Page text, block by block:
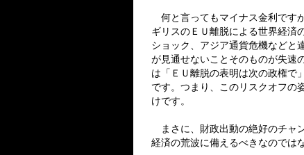
何と言ってもマイナス金利です
ギリスのＥＵ離脱による世界経済
ショック、アジア通貨危機などと
が見通せないことそのものが失速
は「ＥＵ離脱の表明は次の政権で
です。つまり、このリスクオフの
けです。
まさに、財政出動の絶好のチャ
経済の荒波に備えるべきなのでは